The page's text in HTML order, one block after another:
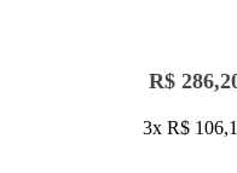
R$
3x R$